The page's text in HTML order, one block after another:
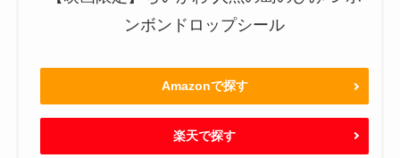
ンボンドロップシール
Amazonで探す
楽天で探す